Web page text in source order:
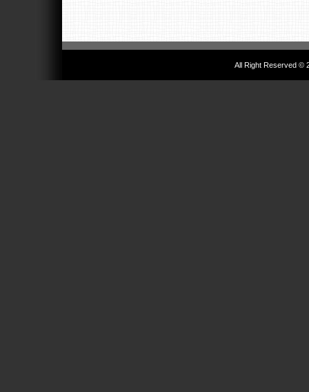
All Right Reserved ©